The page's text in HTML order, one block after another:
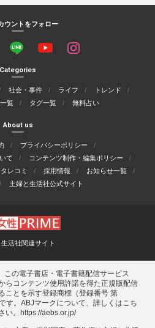
ウントをフォロー
Categories
社会・事件 ライフ
トレンド
覧 タグ一覧 無料占い
About us
プライバシーポリシー
て
コンテンツ制作・編集ポリシー
タレコミ 採用情報
お知らせ一覧
主婦と生活社公式サイト
活社関連サイト
この電子書店・電子書籍配信サービス
らコンテンツ使用許諾を得た正規版配信
ことを示す登録商標（登録番号 第
す。ABJマークについて、詳しくはこち
い。
https://aebs.or.jp/